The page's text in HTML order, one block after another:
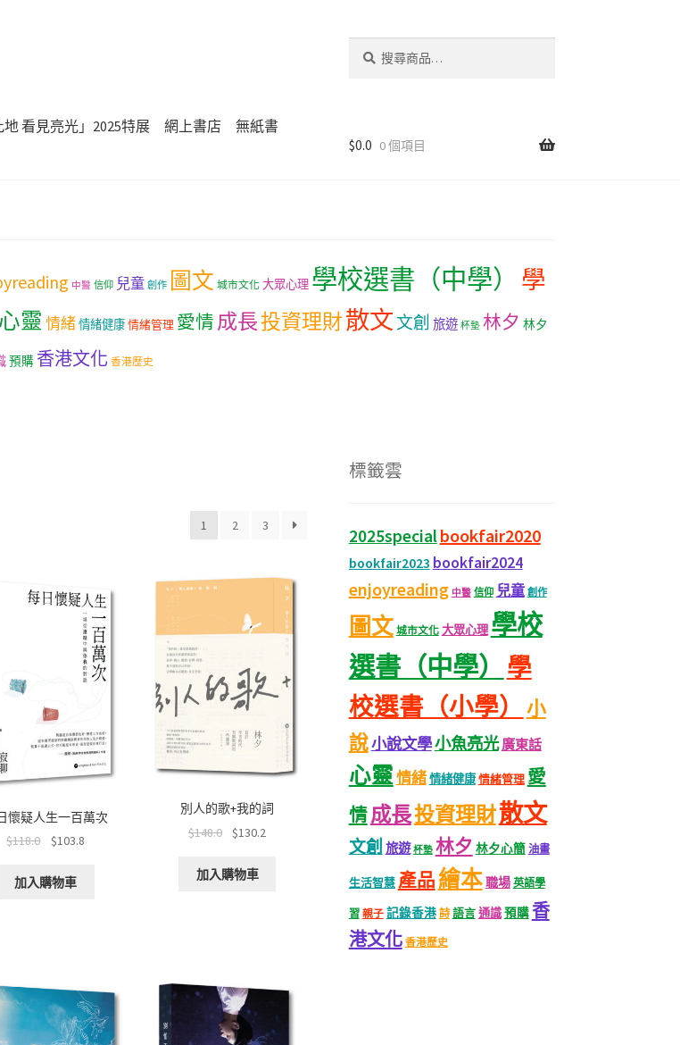
地 看見亮光」2025特展 網上書店
無紙書
$0.0 0 個項目
中醫 信仰 兒童 創作 圖文 城市文化 大眾心理 學校選書（中學）
學
心靈 情緒情緒健康情緒管理 愛情成長投資理財散文 文創 旅遊 杯墊 林夕 林夕
預購 香港文化 香港歷史
1 2 3
懷疑人生一百萬次
$118.0 $103.8
加入購物車
別人的歌+我的詞
$148.0 $130.2
加入購物車
標籤雲
2025specialbookfair2020
bookfair2023 bookfair2024
enjoyreading 中醫 信仰 兒童 創作
圖文 城市文化 大眾心理 學校
選書（中學）
學
校選書（小學）
小
說小說文學小魚亮光 廣東話
心靈情緒情緒健康情緒管理 愛
情成長投資理財散文
文創 旅遊 杯墊 林夕 林夕心簡 油畫
生活智慧 產品繪本職場 英語學
習 親子 記錄香港 詩 語言通識預購香
港文化 香港歷史